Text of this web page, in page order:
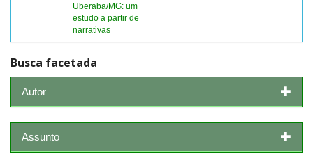
Uberaba/MG: um
estudo a partir de
narrativas
Busca facetada
Autor
Assunto